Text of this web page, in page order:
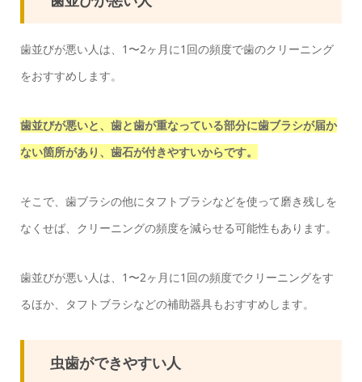
歯並びが悪い人は、1〜2ヶ月に1回の頻度で歯のクリーニング
をおすすめします。
歯並びが悪いと、歯と歯が重なっている部分に歯ブラシが届か
ない箇所があり、歯石が付きやすいからです。
そこで、歯ブラシの他にタフトブラシなどを使って磨き残しを
なくせば、クリーニングの頻度を減らせる可能性もあります。
歯並びが悪い人は、1〜2ヶ月に1回の頻度でクリーニングをす
るほか、タフトブラシなどの補助器具もおすすめします。
虫歯ができやすい人